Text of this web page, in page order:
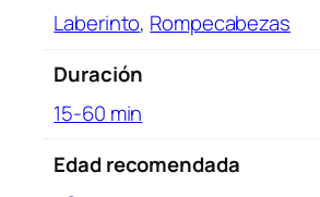
Laberinto, Rompecabezas
Duración
15-60 min
Edad recomendada